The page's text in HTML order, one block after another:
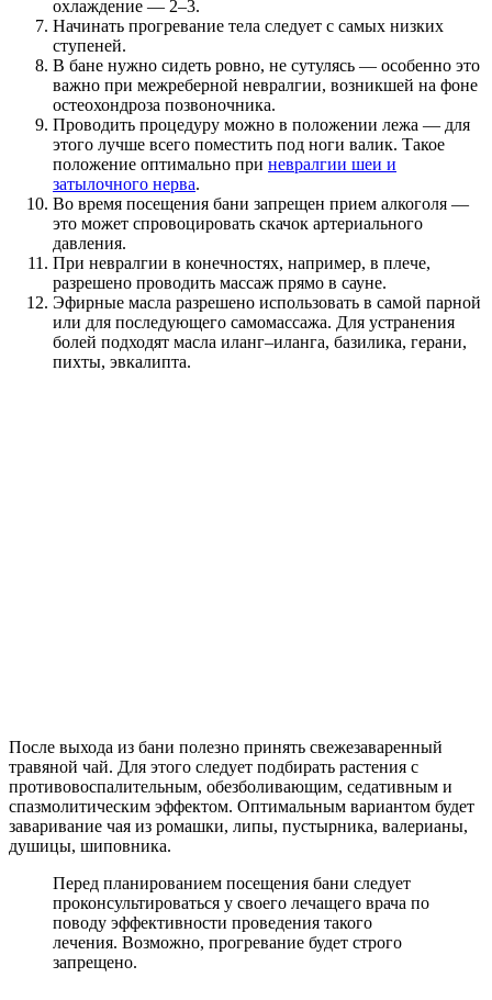
охлаждение — 2–3.
Начинать прогревание тела следует с самых низких
ступеней.
В бане нужно сидеть ровно, не сутулясь — особенно это
важно при межреберной невралгии, возникшей на фоне
остеохондроза позвоночника.
Проводить процедуру можно в положении лежа — для
этого лучше всего поместить под ноги валик. Такое
положение оптимально при невралгии шеи и
затылочного нерва.
Во время посещения бани запрещен прием алкоголя —
это может спровоцировать скачок артериального
давления.
При невралгии в конечностях, например, в плече,
разрешено проводить массаж прямо в сауне.
Эфирные масла разрешено использовать в самой парной
или для последующего самомассажа. Для устранения
болей подходят масла иланг–иланга, базилика, герани,
пихты, эвкалипта.
После выхода из бани полезно принять свежезаваренный
травяной чай. Для этого следует подбирать растения с
противовоспалительным, обезболивающим, седативным и
спазмолитическим эффектом. Оптимальным вариантом будет
заваривание чая из ромашки, липы, пустырника, валерианы,
душицы, шиповника.
Перед планированием посещения бани следует
проконсультироваться у своего лечащего врача по
поводу эффективности проведения такого
лечения. Возможно, прогревание будет строго
запрещено.